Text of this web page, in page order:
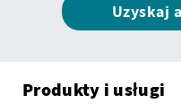
Uzyskaj
Produkty i usługi